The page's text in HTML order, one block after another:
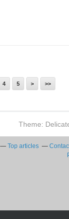
4 5 > >>
Theme:
Top articles